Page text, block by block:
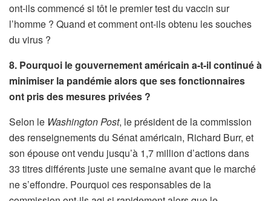
ont-ils commencé si tôt le premier test du vaccin sur
l’homme ? Quand et comment ont-ils obtenu les souches
du virus ?
8. Pourquoi le gouvernement américain a-t-il continué à
minimiser la pandémie alors que ses fonctionnaires
ont pris des mesures privées ?
Selon le Washington Post, le président de la commission
des renseignements du Sénat américain, Richard Burr, et
son épouse ont vendu jusqu’à 1,7 million d’actions dans
33 titres différents juste une semaine avant que le marché
ne s’effondre. Pourquoi ces responsables de la